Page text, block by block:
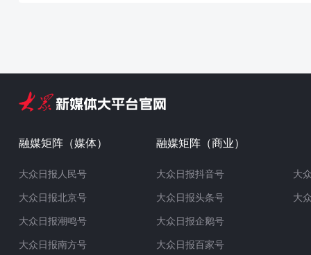
融媒矩阵（媒体）
大众日报人民号
大众日报北京号
大众日报潮鸣号
大众日报南方号
融媒矩阵（商业）
大众日报抖音号
大众日报头条号
大众日报企鹅号
大众日报百家号
大
大